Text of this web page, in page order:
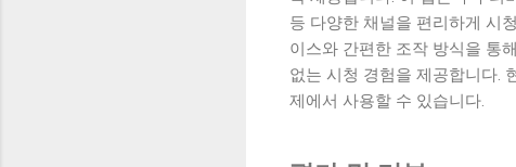
등 다양한 채널을 편리하게 시
이스와 간편한 조작 방식을 통
없는 시청 경험을 제공합니다.
제에서 사용할 수 있습니다.